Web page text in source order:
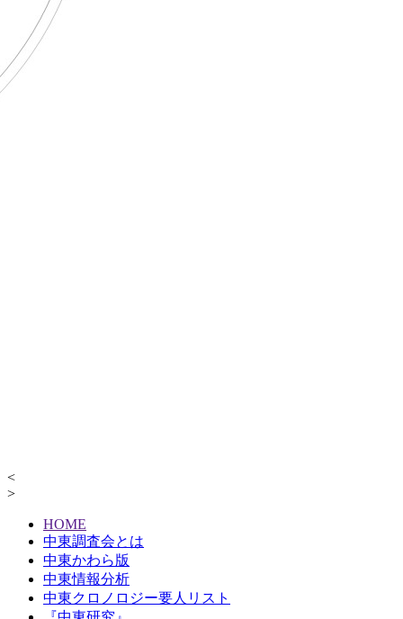
<
>
HOME
中東調査会とは
中東かわら版
中東情報分析
中東クロノロジー要人リスト